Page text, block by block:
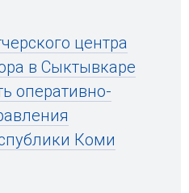
центра
в Сыктывкаре
оперативно-
Коми